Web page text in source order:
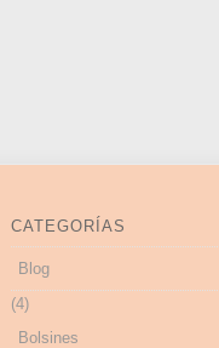
CATEGORÍAS
Blog
(4)
Bolsines